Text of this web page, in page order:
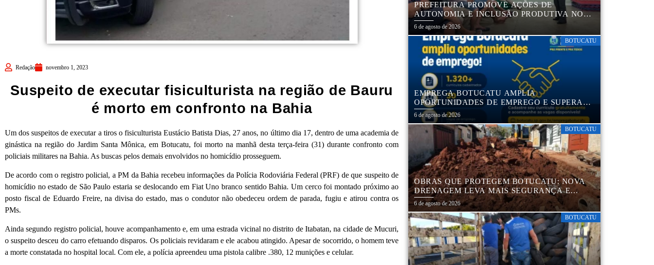
Redação novembro 1, 2023
Suspeito de executar fisiculturista na região de Bauru
é morto em confronto na Bahia
Um dos suspeitos de executar a tiros o fisiculturista Eustácio Batista Dias, 27 anos, no último dia 17, dentro de uma academia de
ginástica na região do Jardim Santa Mônica, em Botucatu, foi morto na manhã desta terça-feira (31) durante confronto com
policiais militares na Bahia. As buscas pelos demais envolvidos no homicídio prosseguem.
De acordo com o registro policial, a PM da Bahia recebeu informações da Polícia Rodoviária Federal (PRF) de que suspeito de
homicídio no estado de São Paulo estaria se deslocando em Fiat Uno branco sentido Bahia. Um cerco foi montado próximo ao
posto fiscal de Eduardo Freire, na divisa do estado, mas o condutor não obedeceu ordem de parada, fugiu e atirou contra os
PMs.
Ainda segundo registro policial, houve acompanhamento e, em uma estrada vicinal no distrito de Itabatan, na cidade de Mucuri,
o suspeito desceu do carro efetuando disparos. Os policiais revidaram e ele acabou atingido. Apesar de socorrido, o homem teve
a morte constatada no hospital local. Com ele, a polícia apreendeu uma pistola calibre .380, 12 munições e celular.
PREFEITURA PROMOVE AÇÕES DE
AUTONOMIA E INCLUSÃO PRODUTIVA NO
CENTRO POP VIDA
6 de agosto de 2026
BOTUCATU
EMPREGA BOTUCATU AMPLIA
OPORTUNIDADES DE EMPREGO E SUPERA
1,3 MIL CURRÍCULOS CADASTRADOS
6 de agosto de 2026
BOTUCATU
OBRAS QUE PROTEGEM BOTUCATU: NOVA
DRENAGEM LEVA MAIS SEGURANÇA E
TRANQUILIDADE AOS MORADORES DA
COHAB 5
6 de agosto de 2026
BOTUCATU